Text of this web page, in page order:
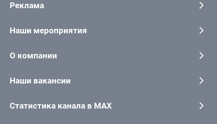
Реклама
Наши мероприятия
О компании
Наши вакансии
Статистика канала в MAX